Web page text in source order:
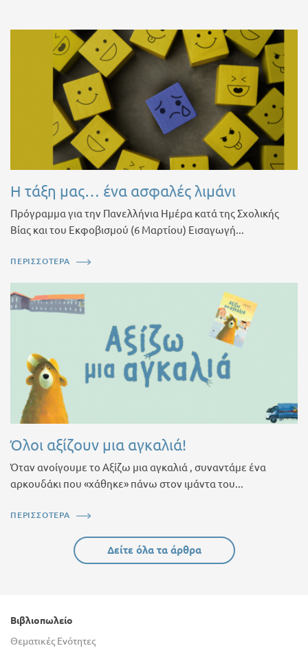
Η τάξη μας… ένα ασφαλές λιμάνι
Πρόγραμμα για την Πανελλήνια Ημέρα κατά της Σχολικής
Βίας και του Εκφοβισμού (6 Μαρτίου) Εισαγωγή...
ΠΕΡΙΣΣΟΤΕΡΑ
Όλοι αξίζουν μια αγκαλιά!
Όταν ανοίγουμε το Αξίζω μια αγκαλιά , συναντάμε ένα
αρκουδάκι που «χάθηκε» πάνω στον ιμάντα του...
ΠΕΡΙΣΣΟΤΕΡΑ
Δείτε όλα τα άρθρα
Βιβλιοπωλείο
Θεματικές Ενότητες